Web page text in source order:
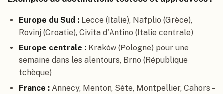
Europe du Sud : Lecce (Italie), Nafplio (Grèce),
Rovinj (Croatie), Civita d'Antino (Italie centrale)
Europe centrale : Kraków (Pologne) pour une
semaine dans les alentours, Brno (République
tchèque)
France : Annecy, Menton, Sète, Montpellier, Cahors –